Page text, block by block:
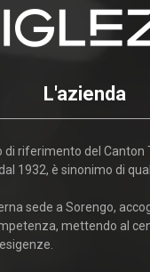
L'azienda
di riferimento del Canton
1932, è sinonimo di
sede a Sorengo,
mettendo al